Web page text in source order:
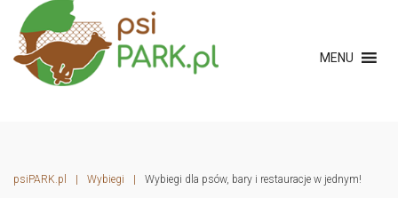
MENU
psiPARK.pl | Wybiegi | Wybiegi dla psów, bary i restauracje w jednym!